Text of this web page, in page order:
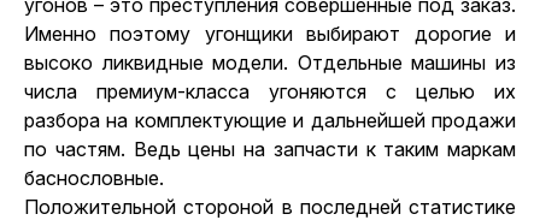
угонов – это преступления совершенные под заказ.
Именно поэтому угонщики выбирают дорогие и
высоко ликвидные модели. Отдельные машины из
числа премиум-класса угоняются с целью их
разбора на комплектующие и дальнейшей продажи
по частям. Ведь цены на запчасти к таким маркам
баснословные.
Положительной стороной в последней статистике